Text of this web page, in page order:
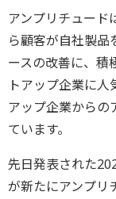
アンプリチュード
ら顧客が自社製品
ースの改善に、積
トアップ企業に
アップ企業からの
ています。
先日発表された
が新たにアンプリ